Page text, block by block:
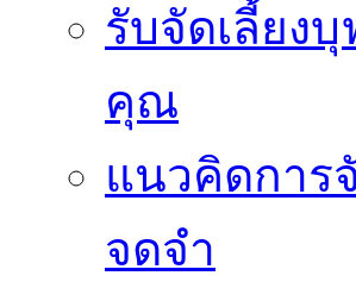
รับจัดเลี้ยง
คุณ
แนวคิดการ
จดจำ